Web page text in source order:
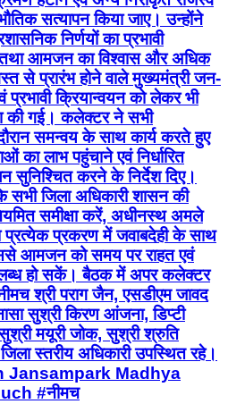
सत्यापन किया जाए। उन्होंने
निर्णयों का प्रभावी
तथा आमजन का विश्वास और अधिक
से प्रारंभ होने वाले मुख्यमंत्री जन-
क्रियान्वयन को लेकर भी
की गई। कलेक्टर ने सभी
समन्वय के साथ कार्य करते हुए
का लाभ पहुंचाने एवं निर्धारित
सुनिश्चित करने के निर्देश दिए।
सभी जिला अधिकारी शासन की
समीक्षा करें, अधीनस्थ अमले
प्रत्येक प्रकरण में जवाबदेही के साथ
आमजन को समय पर राहत एवं
हो सकें। बैठक में अपर कलेक्टर
श्री पराग जैन, एसडीएम जावद
सुश्री किरण आंजना, डिप्टी
मयूरी जोक, सुश्री श्रुति
स्तरीय अधिकारी उपस्थित रहे।
Jansampark Madhya
#नीमच